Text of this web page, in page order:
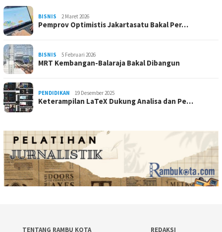
BISNIS 2 Maret 2026
Pemprov Optimistis Jakartasatu Bakal Per…
BISNIS 5 Februari 2026
MRT Kembangan-Balaraja Bakal Dibangun
PENDIDIKAN 19 Desember 2025
Keterampilan LaTeX Dukung Analisa dan Pe…
TENTANG RAMBU KOTA REDAKSI